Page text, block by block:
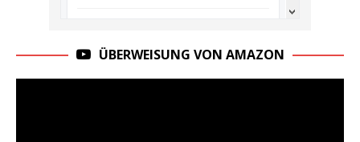
ÜBERWEISUNG VON AMAZON